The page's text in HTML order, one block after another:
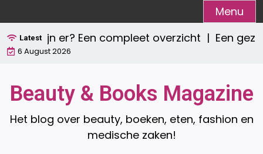
naar
de
inhoud
Menu
Latest
er? Een compleet overzicht |Een gezond
6 August 2026
Beauty & Books Magazine
Het blog over beauty, boeken, eten, fashion en
medische zaken!